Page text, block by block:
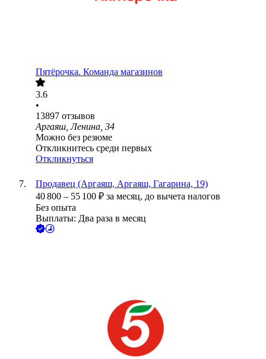
Пятёрочка. Команда магазинов
3.6
•
13897 отзывов
Аргаяш, Ленина, 34
Можно без резюме
Откликнитесь среди первых
Откликнуться
Продавец (Аргаяш, Аргаяш, Гагарина, 19)
40 800 – 55 100 ₽ за месяц, до вычета налогов
Без опыта
Выплаты: Два раза в месяц